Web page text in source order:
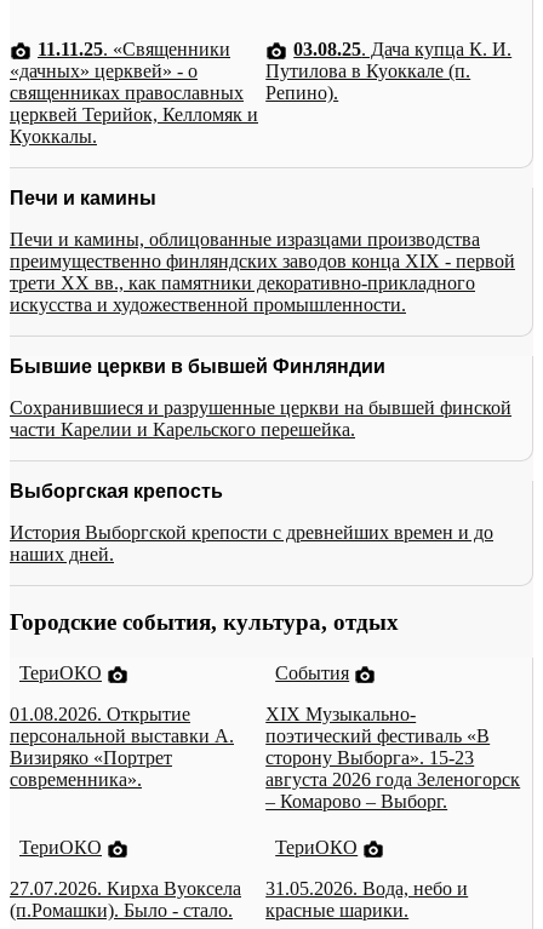
11.11.25. «Священники
«дачных» церквей» - о
священниках православных
церквей Терийок, Келломяк и
Куоккалы.
03.08.25. Дача купца К. И.
Путилова в Куоккале (п.
Репино).
Печи и камины
Печи и камины, облицованные изразцами производства
преимущественно финляндских заводов конца XIX - первой
трети XX вв., как памятники декоративно-прикладного
искусства и художественной промышленности.
Бывшие церкви в бывшей Финляндии
Сохранившиеся и разрушенные церкви на бывшей финской
части Карелии и Карельского перешейка.
Выборгская крепость
История Выборгской крепости с древнейших времен и до
наших дней.
Городские события, культура, отдых
ТериОКО
01.08.2026. Открытие
персональной выставки А.
Визиряко «Портрет
современника».
События
XIX Музыкально-
поэтический фестиваль «В
сторону Выборга». 15-23
августа 2026 года Зеленогорск
– Комарово – Выборг.
ТериОКО
27.07.2026. Кирха Вуоксела
(п.Ромашки). Было - стало.
ТериОКО
31.05.2026. Вода, небо и
красные шарики.